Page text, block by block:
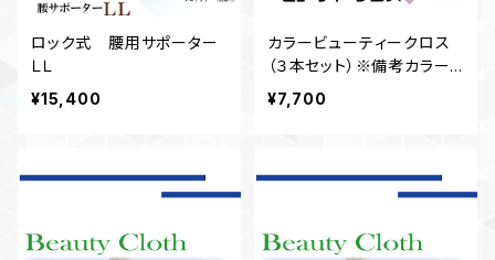
ロック式 腰用サポーター
ＬＬ
¥15,400
カラービューティークロス
（３本セット）※備考カラー
選択
¥7,700